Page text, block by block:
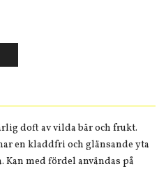
doft av vilda bär och frukt.
en kladdfri och glänsande yta
Kan med fördel användas på